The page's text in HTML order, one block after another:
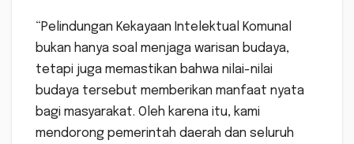
“Pelindungan Kekayaan Intelektual Komunal
bukan hanya soal menjaga warisan budaya,
tetapi juga memastikan bahwa nilai-nilai
budaya tersebut memberikan manfaat nyata
bagi masyarakat. Oleh karena itu, kami
mendorong pemerintah daerah dan seluruh